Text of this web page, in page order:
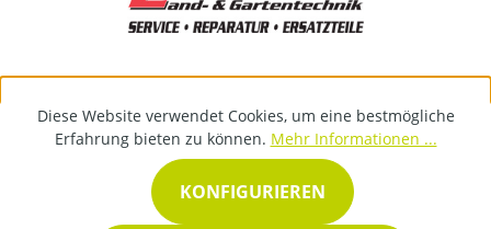
Diese Website verwendet Cookies, um eine bestmögliche
Erfahrung bieten zu können. Mehr Informationen ...
KONFIGURIEREN